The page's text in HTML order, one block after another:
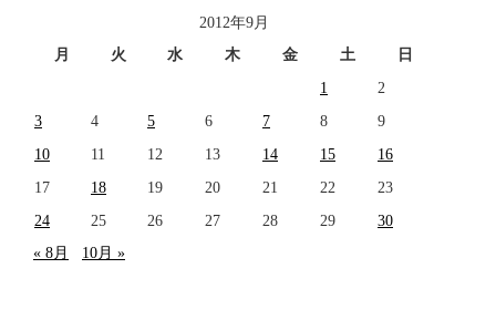
2012年9月
月
火 水 木 金 土
日
1
2
3
4 5 6 7 8
9
10
11 12 13 14 15
16
17
18 19 20 21 22
23
24
25 26 27 28 29
30
« 8月
10月 »